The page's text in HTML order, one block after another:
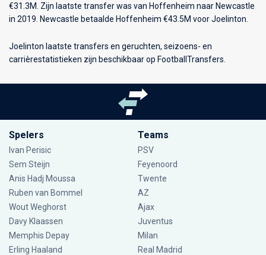
€31.3M. Zijn laatste transfer was van Hoffenheim naar Newcastle
in 2019. Newcastle betaalde Hoffenheim €43.5M voor Joelinton.
Joelinton laatste transfers en geruchten, seizoens- en
carrièrestatistieken zijn beschikbaar op FootballTransfers.
Spelers
Ivan Perisic
Sem Steijn
Anis Hadj Moussa
Ruben van Bommel
Wout Weghorst
Davy Klaassen
Memphis Depay
Erling Haaland
Teams
PSV
Feyenoord
Twente
AZ
Ajax
Juventus
Milan
Real Madrid